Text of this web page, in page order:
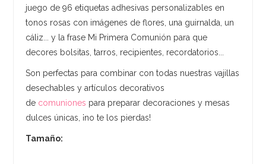
juego de 96 etiquetas adhesivas personalizables en
tonos rosas con imágenes de flores, una guirnalda, un
cáliz... y la frase Mi Primera Comunión para que
decores bolsitas, tarros, recipientes, recordatorios...
Son perfectas para combinar con todas nuestras vajillas
desechables y artículos decorativos
de comuniones para preparar decoraciones y mesas
dulces únicas, ¡no te los pierdas!
Tamaño: